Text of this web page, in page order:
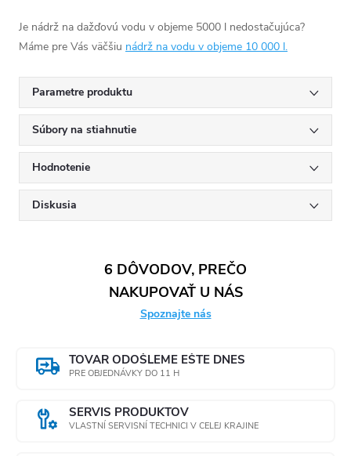
Je nádrž na dažďovú vodu v objeme 5000 l nedostačujúca?
Máme pre Vás väčšiu nádrž na vodu v objeme 10 000 l.
Parametre produktu
Súbory na stiahnutie
Hodnotenie
Diskusia
6 DÔVODOV, PREČO
NAKUPOVAŤ U NÁS
Spoznajte nás
TOVAR ODOŠLEME EŠTE DNES
PRE OBJEDNÁVKY DO 11 H
SERVIS PRODUKTOV
VLASTNÍ SERVISNÍ TECHNICI V CELEJ KRAJINE